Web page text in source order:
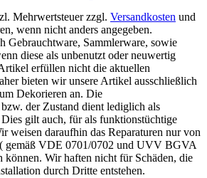
Mehrwertsteuer zzgl. Versandkosten und
wenn nicht anders angegeben.
Gebrauchtware, Sammlerware, sowie
diese als unbenutzt oder neuwertig
erfüllen nicht die aktuellen
bieten wir unsere Artikel ausschließlich
Dekorieren an. Die
der Zustand dient lediglich als
gilt auch, für als funktionstüchtige
weisen daraufhin das Reparaturen nur von
gemäß VDE 0701/0702 und UVV BGVA
können. Wir haften nicht für Schäden, die
durch Dritte entstehen.